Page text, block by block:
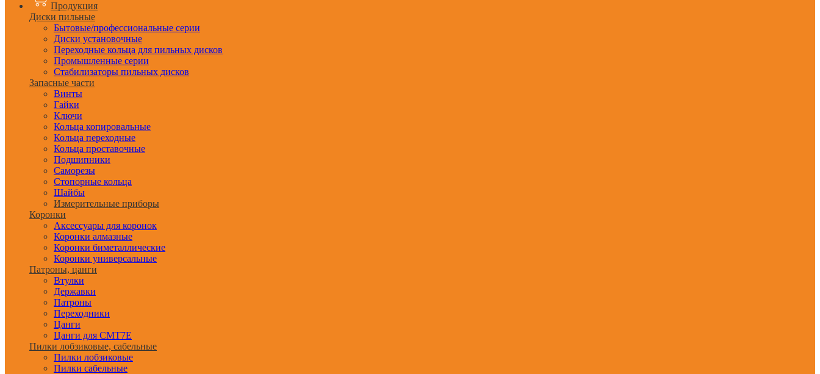
Продукция
Диски пильные
Бытовые/профессиональные серии
Диски установочные
Переходные кольца для пильных дисков
Промышленные серии
Стабилизаторы пильных дисков
Запасные части
Винты
Гайки
Ключи
Кольца копировальные
Кольца переходные
Кольца проставочные
Подшипники
Саморезы
Стопорные кольца
Шайбы
Измерительные приборы
Коронки
Аксессуары для коронок
Коронки алмазные
Коронки биметаллические
Коронки универсальные
Патроны, цанги
Втулки
Державки
Патроны
Переходники
Цанги
Цанги для CMT7E
Пилки лобзиковые, сабельные
Пилки лобзиковые
Пилки сабельные